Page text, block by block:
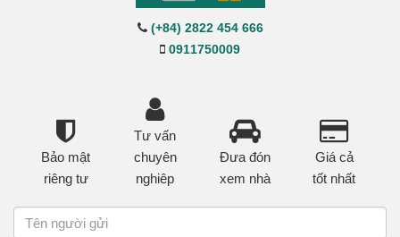
(+84) 2822 454 666
0911750009
Bảo mật
riêng tư
Tư vấn
chuyên
nghiêp
Đưa đón
xem nhà
Giá cả
tốt nhất